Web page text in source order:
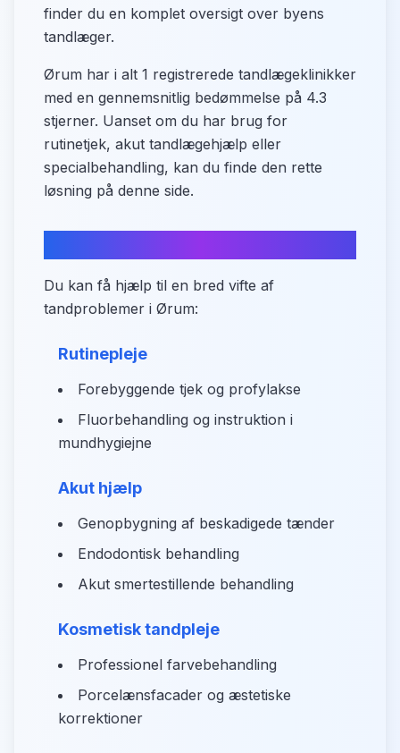
finder du en komplet oversigt over byens
tandlæger.
Ørum har i alt 1 registrerede tandlægeklinikker
med en gennemsnitlig bedømmelse på 4.3
stjerner. Uanset om du har brug for
rutinetjek, akut tandlægehjælp eller
specialbehandling, kan du finde den rette
løsning på denne side.
Du kan få hjælp til en bred vifte af
tandproblemer i Ørum:
Rutinepleje
Forebyggende tjek og profylakse
Fluorbehandling og instruktion i
mundhygiejne
Akut hjælp
Genopbygning af beskadigede tænder
Endodontisk behandling
Akut smertestillende behandling
Kosmetisk tandpleje
Professionel farvebehandling
Porcelænsfacader og æstetiske
korrektioner